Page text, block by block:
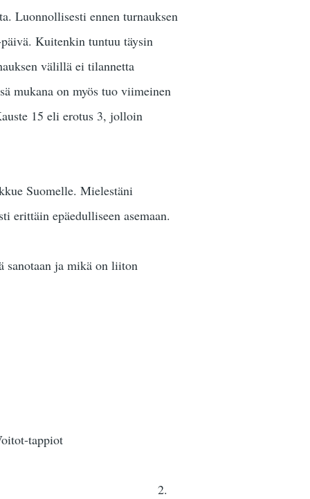
Luonnollisesti ennen turnauksen
Kuitenkin tuntuu täysin
välillä ei tilannetta
mukana on myös tuo viimeinen
15 eli erotus 3, jolloin
Suomelle. Mielestäni
erittäin epäedulliseen asemaan.
sanotaan ja mikä on liiton
tappiot
Lodz 7-1 2.